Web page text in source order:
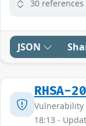
30 references
JSON
RHSA-
Vulnerability
18:13 -